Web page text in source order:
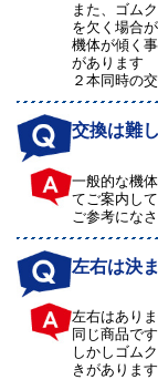
また、ゴム
を欠く場合
機体が傾く
があります
２本同時の
交換は難
一般的な機
てご案内し
ご参考にな
左右は決
左右はあり
同じ商品です
しかしゴム
きがあります